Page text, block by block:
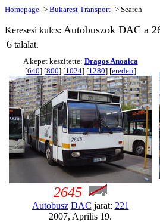
Homepage -> Bukarest Transport -> Search
Keresesi kulcs: Autobuszok DAC a
6 talalat.
A kepet keszitette: Dragos Anoaica
[640] [800] [1024] [1280] [eredeti]
2645
Autobusz DAC jarat: 221
2007, Aprilis 19.